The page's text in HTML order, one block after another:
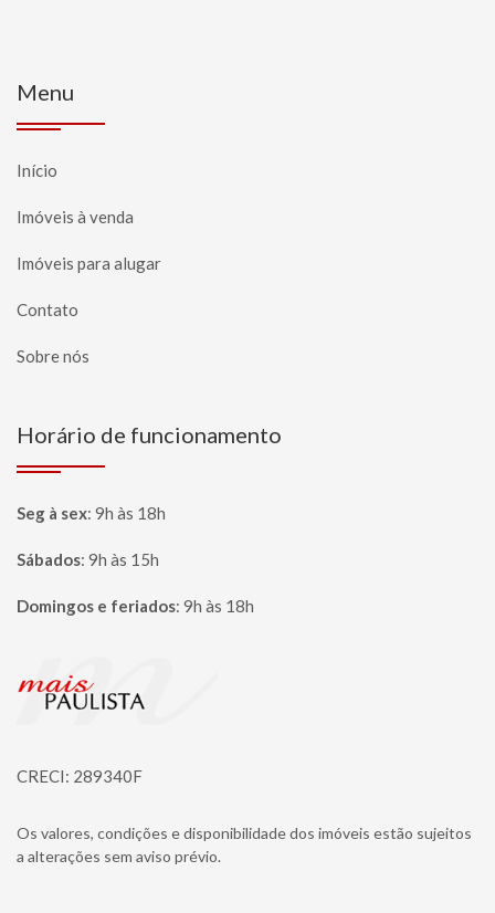
Menu
Início
Imóveis à venda
Imóveis para alugar
Contato
Sobre nós
Horário de funcionamento
Seg à sex: 9h às 18h
Sábados: 9h às 15h
Domingos e feriados: 9h às 18h
Página inicial
CRECI: 289340F
Os valores, condições e disponibilidade dos imóveis estão sujeitos
a alterações sem aviso prévio.